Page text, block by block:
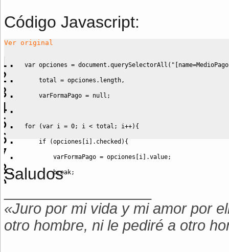
Código Javascript:
Ver original
var opciones = document.querySelectorAll (
total = opciones. length ,
varFormaPago = null ;
for (var i = 0; i < total ; i++) {
if (opciones [i ] . checked ) {
varFormaPago = opciones [i ] .value;
break;
Saludos
«Juro por mi vida y mi amor por
otro hombre, ni le pediré a otro